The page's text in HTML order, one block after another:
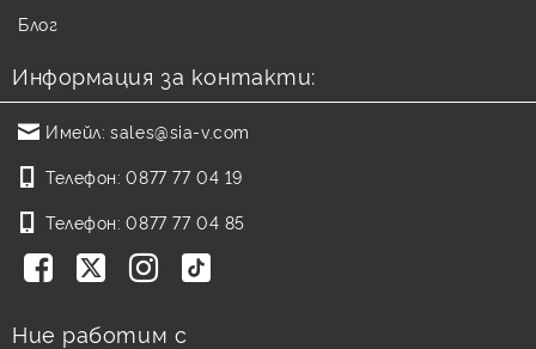
Блог
Информация за контакти:
Имейл: sales@sia-v.com
Телефон: 0877 77 04 19
Телефон: 0877 77 04 85
Ние работим с